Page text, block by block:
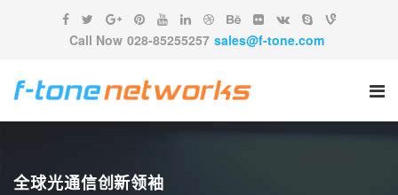
Call Now 028-85255257 sales@f-tone.com
全球光通信创新领袖